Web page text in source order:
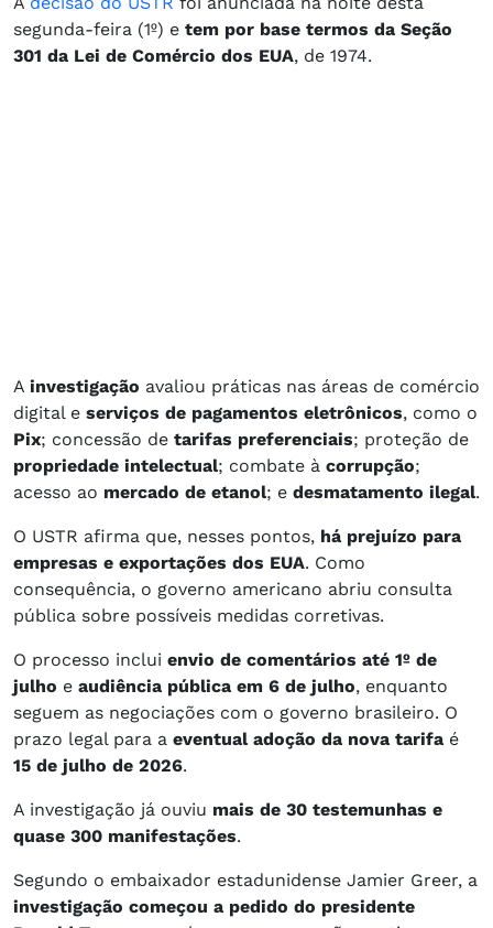
segunda-feira (1º) e tem por base termos da Seção
301 da Lei de Comércio dos EUA, de 1974.
A investigação avaliou práticas nas áreas de comércio
digital e serviços de pagamentos eletrônicos, como o
Pix; concessão de tarifas preferenciais; proteção de
propriedade intelectual; combate à corrupção;
acesso ao mercado de etanol; e desmatamento ilegal.
O USTR afirma que, nesses pontos, há prejuízo para
empresas e exportações dos EUA. Como
consequência, o governo americano abriu consulta
pública sobre possíveis medidas corretivas.
O processo inclui envio de comentários até 1º de
julho e audiência pública em 6 de julho, enquanto
seguem as negociações com o governo brasileiro. O
prazo legal para a eventual adoção da nova tarifa é
15 de julho de 2026.
A investigação já ouviu mais de 30 testemunhas e
quase 300 manifestações.
Segundo o embaixador estadunidense Jamier Greer, a
investigação começou a pedido do presidente